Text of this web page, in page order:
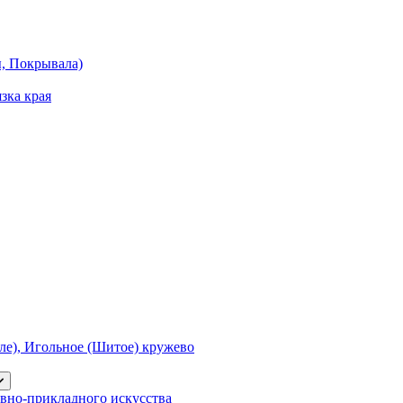
Покрывала)
края
Игольное (Шитое) кружево
прикладного искусства